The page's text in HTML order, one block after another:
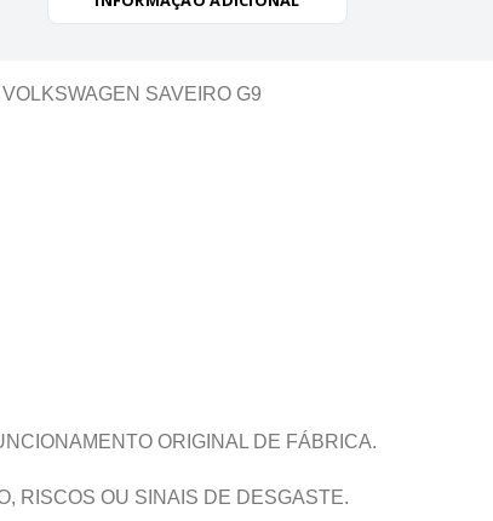
SAVEIRO G9
ORIGINAL DE FÁBRICA.
RISCOS OU SINAIS DE DESGASTE.